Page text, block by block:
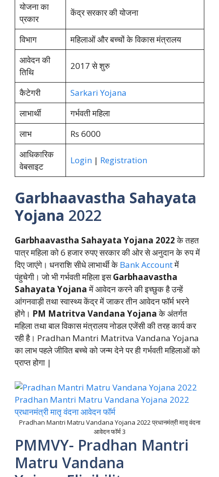
योजना का
प्रकार
केंद्र सरकार की योजना
विभाग
महिलाओं और बच्चों के विकास मंत्रालय
आवेदन की
तिथि
2017 से शुरु
कैटेगरी
Sarkari Yojana
लाभार्थी
गर्भवती महिला
लाभ
Rs 6000
आधिकारिक
वेबसाइट
Login| Registration
Garbhaavastha Sahayata
Yojana 2022
Garbhaavastha Sahayata Yojana 2022के तहत
पात्र महिला को 6 हजार रुपए सरकार की ओर से अनुदान के रुप में
दिए जाएंगे। धनराशि सीधे लाभार्थी के Bank Accountमें
पंहुचेगी। जो भी गर्भवती महिला इसGarbhaavastha
Sahayata Yojanaमें आवेदन करने की इच्छुक है उन्हें
आंगनवाड़ी तथा स्वास्थ्य केंद्र में जाकर तीन आवेदन फॉर्म भरने
होंगे। PM Matritva Vandana Yojanaके अंतर्गत
महिला तथा बाल विकास मंत्रालय नोडल एजेंसी की तरह कार्य कर
रही है। Pradhan Mantri Matritva Vandana Yojana
का लाभ पहले जीवित बच्चे को जन्म देने पर ही गर्भवती महिलाओं को
प्राप्त होगा |
Pradhan Mantri Matru Vandana Yojana 2022 प्रधानमंत्री मातृ वंदना
आवेदन फॉर्म 3
PMMVY- Pradhan Mantri
Matru Vandana